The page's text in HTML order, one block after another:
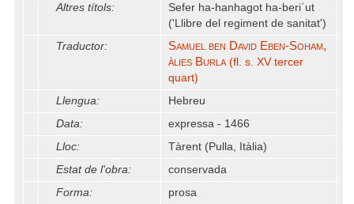
Altres títols:
Sefer ha-hanhagot ha-beriʾut
('Llibre del regiment de sanitat')
Traductor:
Samuel ben David Eben-Soham,
àlies Burla(fl. s. XV tercer
quart)
Llengua:
Hebreu
Data:
expressa - 1466
Lloc:
Tàrent (Pulla, Itàlia)
Estat de l'obra:
conservada
Forma:
prosa